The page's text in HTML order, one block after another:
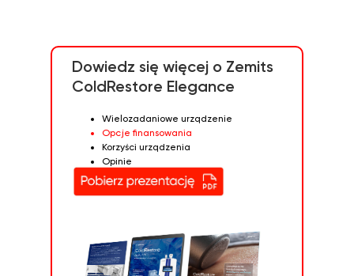
Dowiedz się więcej o Zemits
ColdRestore Elegance
Wielozadaniowe urządzenie
Opcje finansowania
Korzyści urządzenia
Opinie